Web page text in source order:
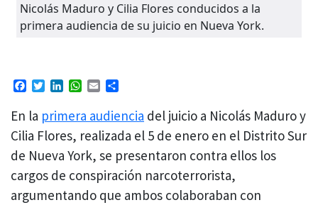
Nicolás Maduro y Cilia Flores conducidos a la
primera audiencia de su juicio en Nueva York.
Facebook
TwitterLinkedIn
WhatsApp
Email
En la primera audiencia del juicio a Nicolás Maduro y
Cilia Flores, realizada el 5 de enero en el Distrito Sur
de Nueva York, se presentaron contra ellos los
cargos de conspiración narcoterrorista,
argumentando que ambos colaboraban con